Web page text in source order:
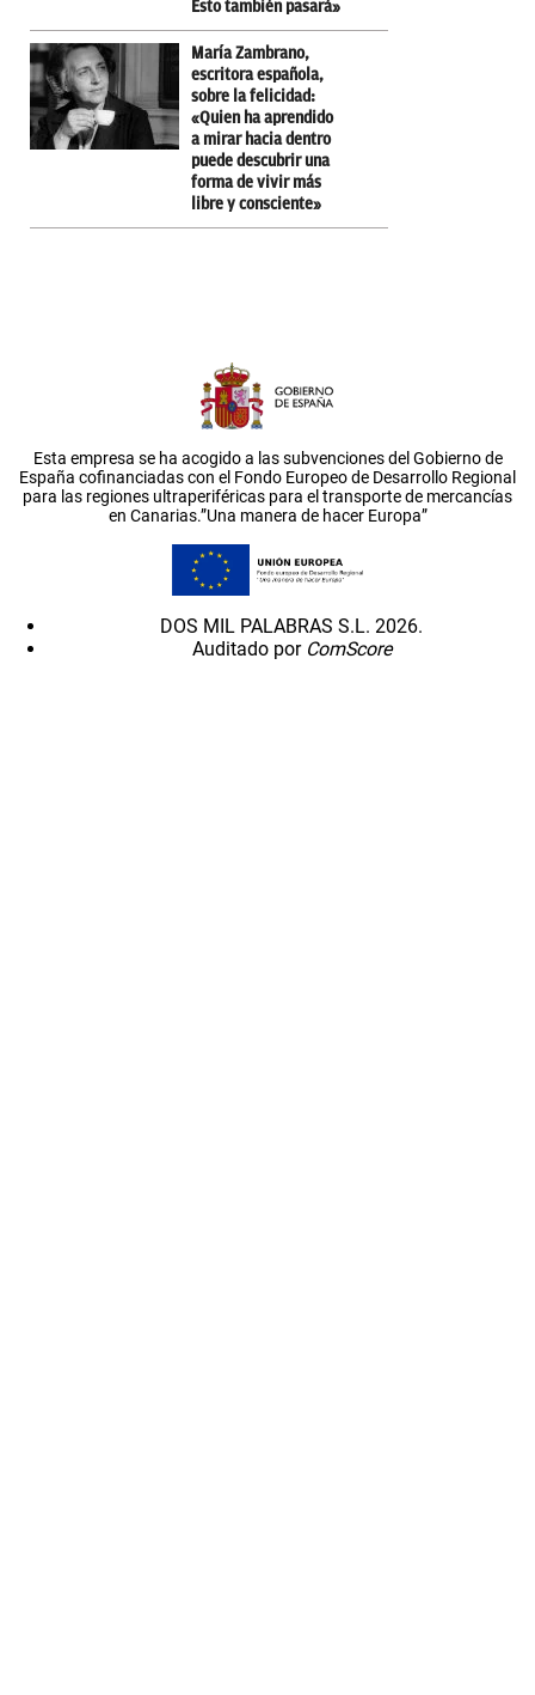
Esto también pasará»
María Zambrano,
escritora española,
sobre la felicidad:
«Quien ha aprendido
a mirar hacia dentro
puede descubrir una
forma de vivir más
libre y consciente»
Esta empresa se ha acogido a las subvenciones del Gobierno de
España cofinanciadas con el Fondo Europeo de Desarrollo Regional
para las regiones ultraperiféricas para el transporte de mercancías
en Canarias.”Una manera de hacer Europa”
DOS MIL PALABRAS S.L. 2026.
Auditado por ComScore